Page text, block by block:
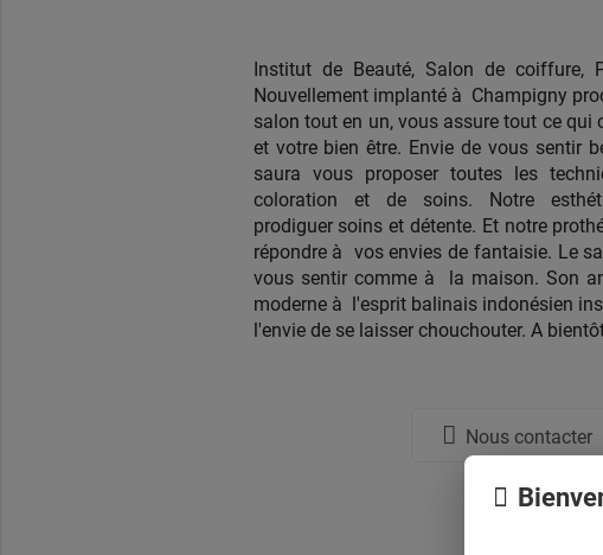
Institut de Beauté, Salon de coiffure,
Nouvellement implanté à Champigny
salon tout en un, vous assure tout ce qui
et votre bien être. Envie de vous sentir
saura vous proposer toutes les
coloration et de soins. Notre
prodiguer soins et détente. Et notre
répondre à vos envies de fantaisie. Le
vous sentir comme à la maison. Son
moderne à l'esprit balinais indonésien
l'envie de se laisser chouchouter. A
Nous contacter